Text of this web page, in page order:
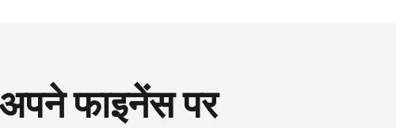
फाइनेंस पर